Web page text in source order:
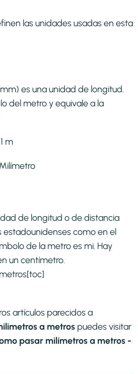
las unidades usadas en esta
es una unidad de longitud.
del metro y equivale a la
m
Milímetro
de longitud o de distancia
como en el
de la metro es mi. Hay
un centímetro.
metros[toc]
artículos parecidos a
a metros puedes visitar
pasar milímetros a metros -